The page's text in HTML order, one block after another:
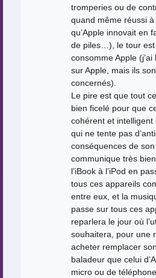
tromperies ou de
quand même réussi
qu’Apple innovait en
de piles…), le tour est
consomme Apple (j’ai
sur Apple, mais ils
concernés).
Le pire est que tout
bien ficelé pour que
cohérent et
qui ne tente pas
conséquences de
communique très
l’iBook à l’iPod en
tous ces appareils
entre eux, et la
passe sur tous ces
reparlera le jour où
souhaitera, pour une
acheter remplacer
baladeur que celui
micro ou de